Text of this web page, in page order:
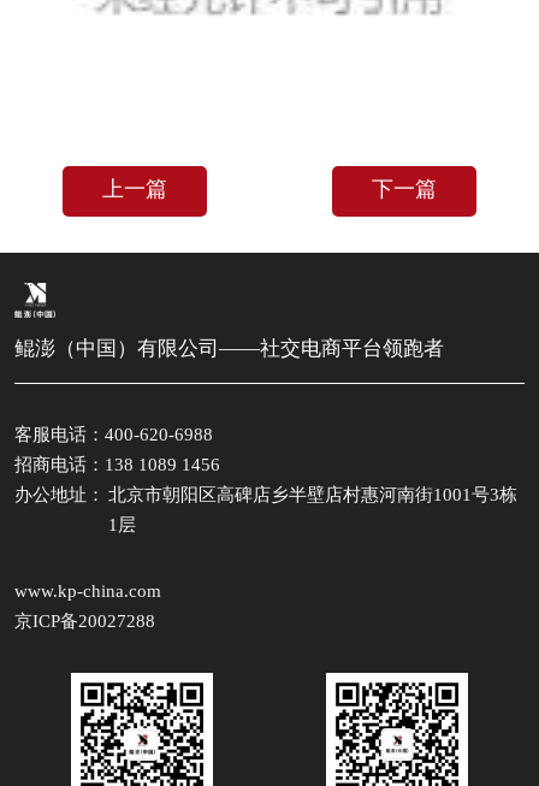
上一篇 下一篇
鲲澎（中国）有限公司——社交电商平台领跑者
客服电话：400-620-6988
招商电话：138 1089 1456
办公地址： 北京市朝阳区高碑店乡半壁店村惠河南街1001号3栋
1层
www.kp-china.com
京ICP备20027288